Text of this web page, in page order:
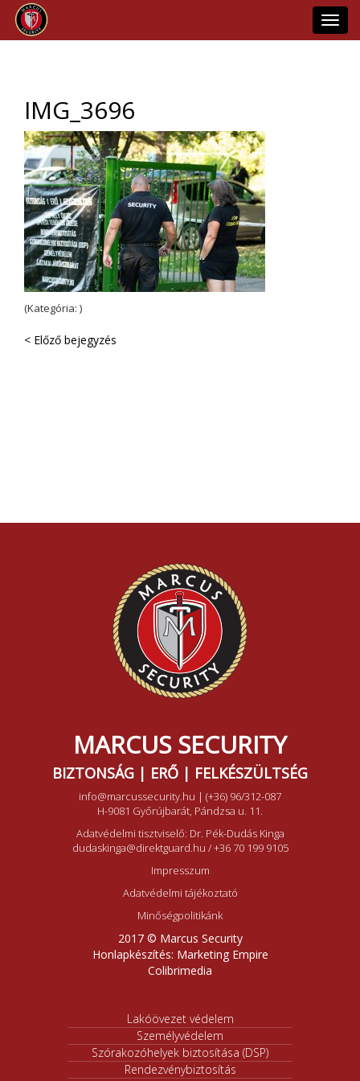
IMG_3696
(Kategória: )
< Előző bejegyzés
MARCUS SECURITY
BIZTONSÁG | ERŐ | FELKÉSZÜLTSÉG
info@marcussecurity.hu | (+36) 96/312-087
H-9081 Győrújbarát, Pándzsa u. 11.
Adatvédelmi tisztviselő: Dr. Pék-Dudás Kinga
dudaskinga@direktguard.hu /+36 70 199 9105
Impresszum
Adatvédelmi tájékoztató
Minőségpolitikánk
2017 © Marcus Security
Honlapkészítés: Marketing Empire
Colibrimedia
Lakóövezet védelem
Személyvédelem
Szórakozóhelyek biztosítása (DSP)
Rendezvénybiztosítás